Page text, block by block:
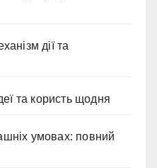
дії та
та користь щодня
умовах: повний